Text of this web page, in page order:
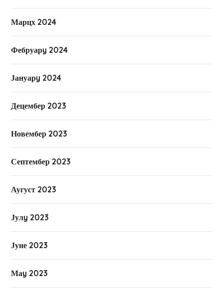
Марцх 2024
Фебруарy 2024
Јануарy 2024
Децембер 2023
Новембер 2023
Септембер 2023
Аугуст 2023
Јулy 2023
Јуне 2023
Маy 2023